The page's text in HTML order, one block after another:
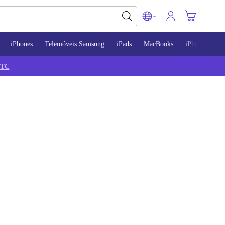
iPhones Telemóveis Samsung iPads MacBooks iPhone 13
TC